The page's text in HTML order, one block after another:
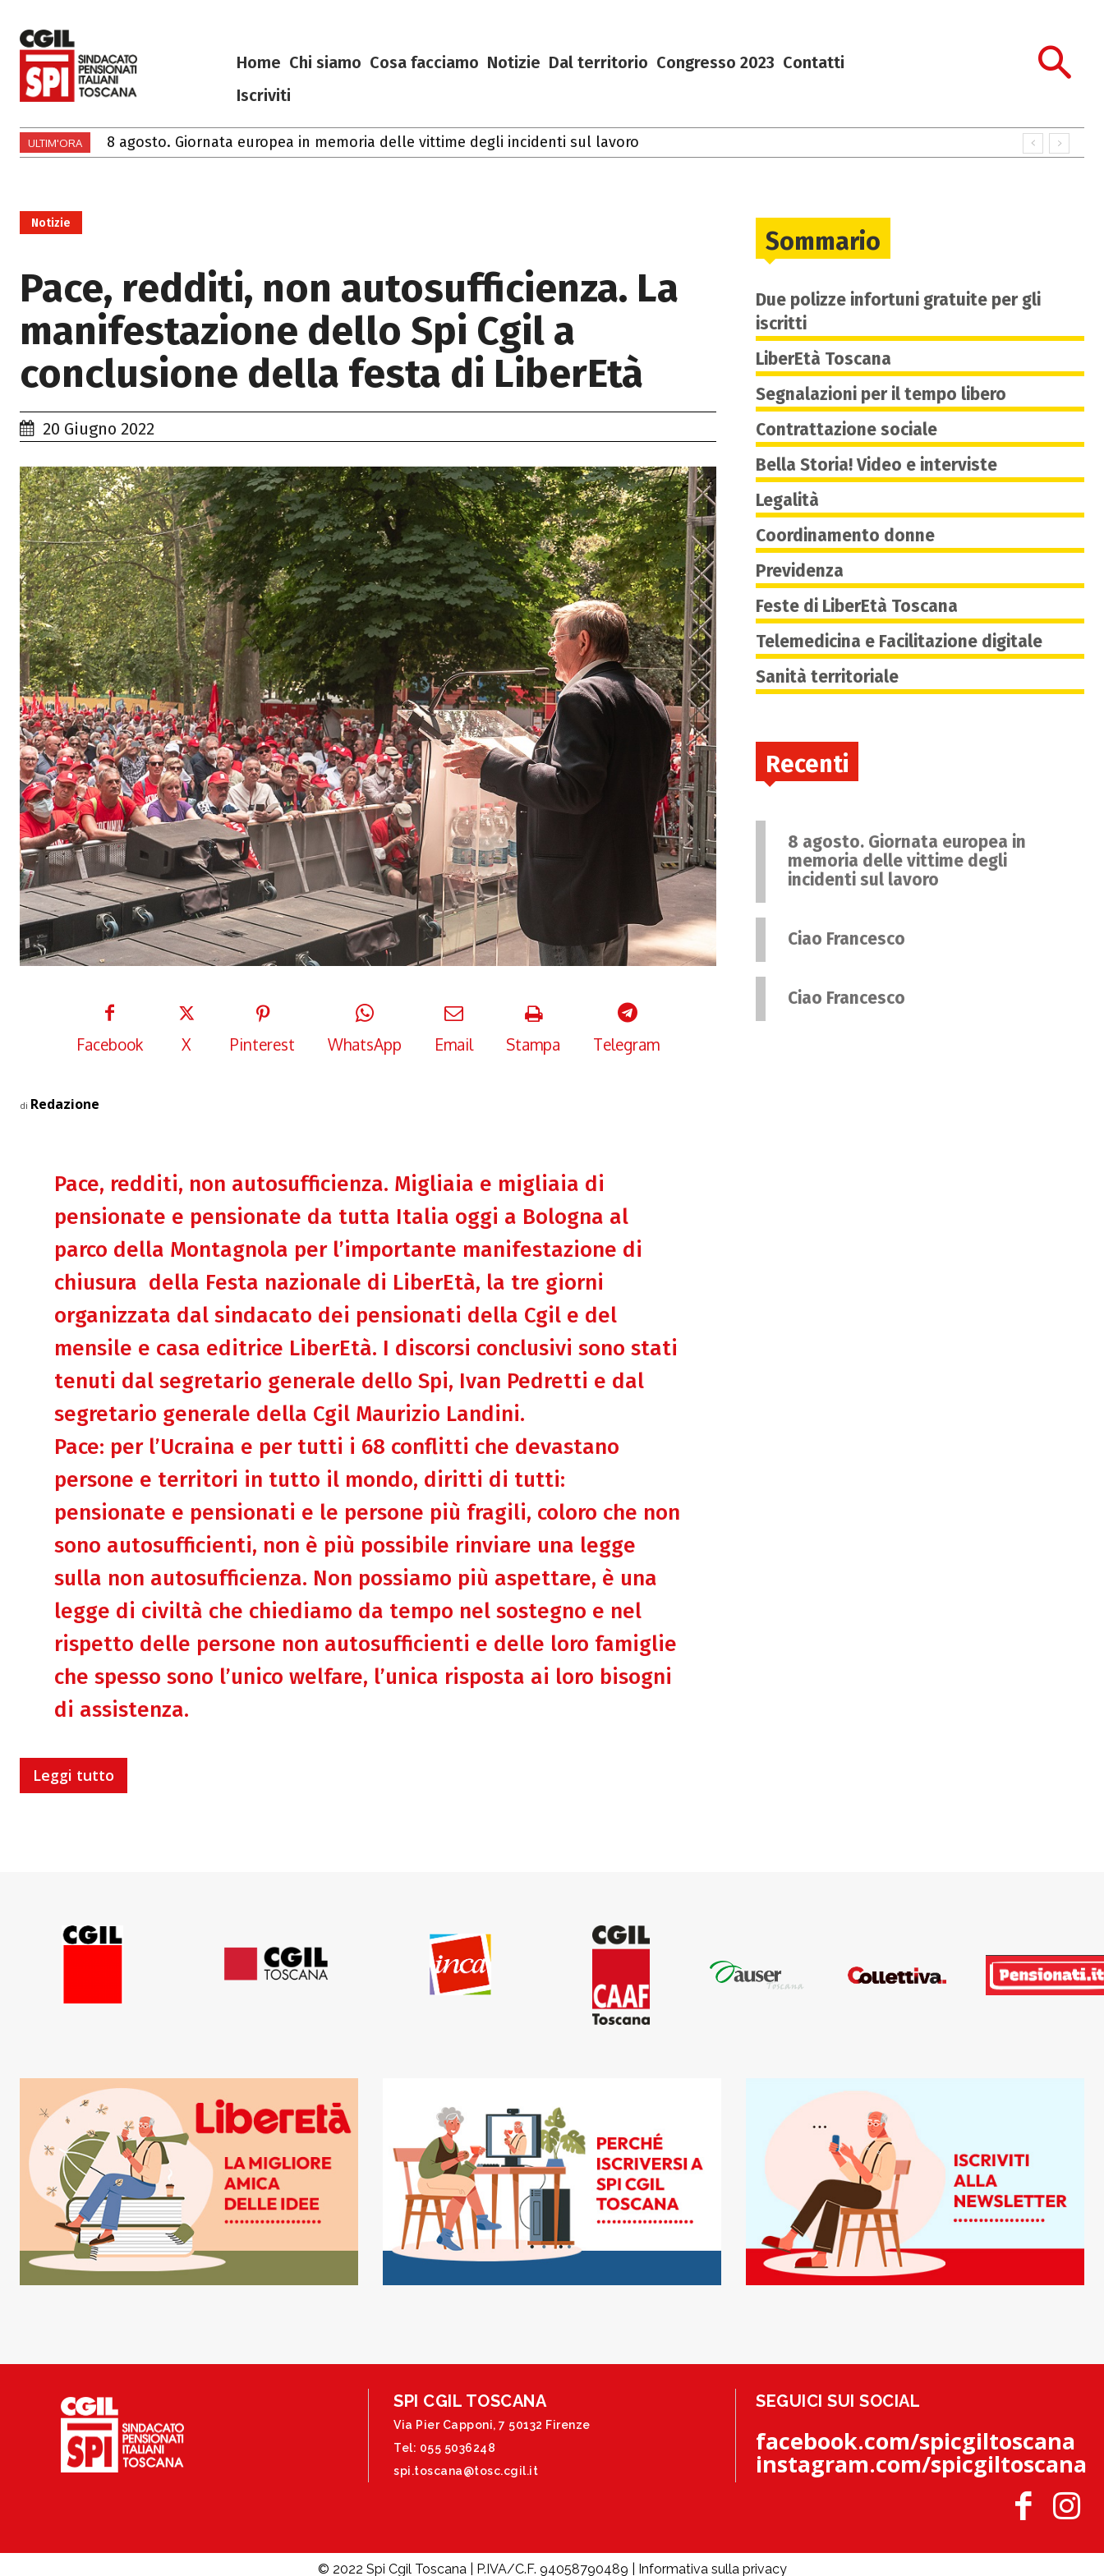
Home Chi siamo Cosa facciamo Notizie Dal territorio Congresso 2023 Contatti
Iscriviti
ULTIM'ORA 8 agosto. Giornata europea in memoria delle vittime degli incidenti sul lavoro
Ciao Francesco
Notizie
Pace, redditi, non autosufficienza. La
manifestazione dello Spi Cgil a
conclusione della festa di LiberEtà
20 Giugno 2022
Facebook X Pinterest WhatsApp Email Stampa Telegram
di Redazione
Pace, redditi, non autosufficienza. Migliaia e migliaia di
pensionate e pensionate da tutta Italia oggi a Bologna al
parco della Montagnola per l’importante manifestazione di
chiusura della Festa nazionale di LiberEtà, la tre giorni
organizzata dal sindacato dei pensionati della Cgil e del
mensile e casa editrice LiberEtà. I discorsi conclusivi sono stati
tenuti dal segretario generale dello Spi, Ivan Pedretti e dal
segretario generale della Cgil Maurizio Landini.
Pace: per l’Ucraina e per tutti i 68 conflitti che devastano
persone e territori in tutto il mondo, diritti di tutti:
pensionate e pensionati e le persone più fragili, coloro che non
sono autosufficienti, non è più possibile rinviare una legge
sulla non autosufficienza. Non possiamo più aspettare, è una
legge di civiltà che chiediamo da tempo nel sostegno e nel
rispetto delle persone non autosufficienti e delle loro famiglie
che spesso sono l’unico welfare, l’unica risposta ai loro bisogni
di assistenza.
Leggi tutto
Sommario
Due polizze infortuni gratuite per gli
iscritti
LiberEtà Toscana
Segnalazioni per il tempo libero
Contrattazione sociale
Bella Storia! Video e interviste
Legalità
Coordinamento donne
Previdenza
Feste di LiberEtà Toscana
Telemedicina e Facilitazione digitale
Sanità territoriale
Recenti
8 agosto. Giornata europea in
memoria delle vittime degli
incidenti sul lavoro
Ciao Francesco
Ciao Francesco
SPI CGIL TOSCANA
Via Pier Capponi, 7 50132 Firenze
Tel: 055 5036248
spi.toscana@tosc.cgil.it
SEGUICI SUI SOCIAL
facebook.com/spicgiltoscana
instagram.com/spicgiltoscana
© 2022 Spi Cgil Toscana | P.IVA/C.F. 94058790489 | Informativa sulla privacy